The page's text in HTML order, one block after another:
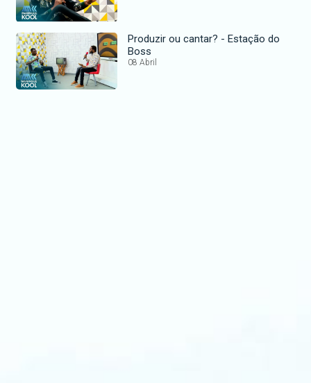
Produzir ou cantar? - Estação do
Boss
08 Abril